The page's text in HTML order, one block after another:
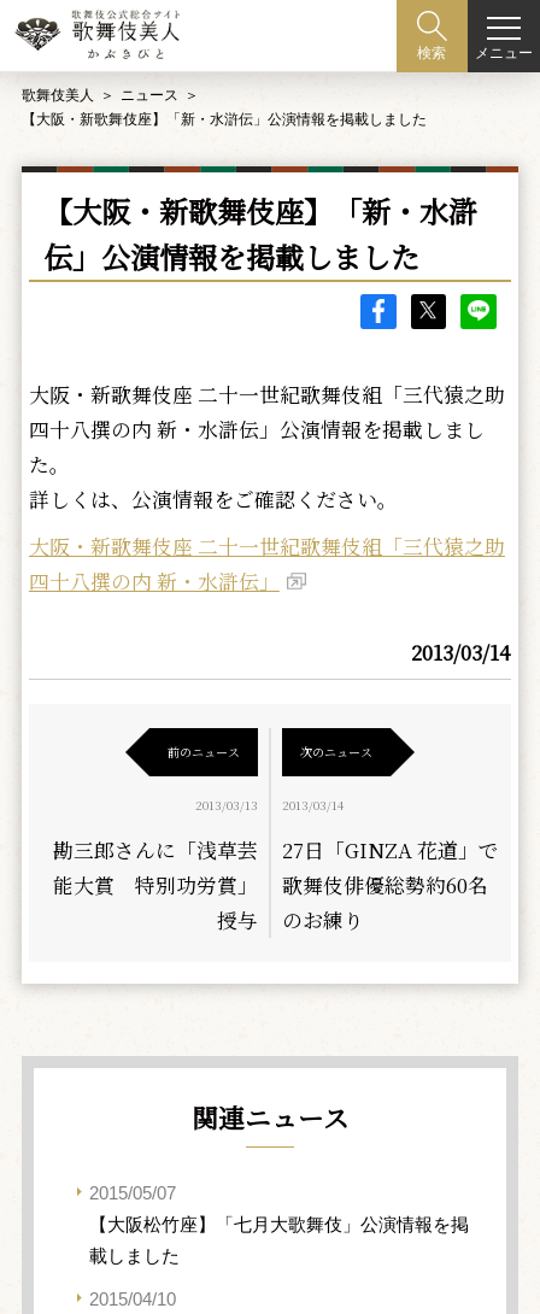
検索 メニュー
歌舞伎美人
ニュース
【大阪・新歌舞伎座】「新・水滸伝」公演情報を掲載しました
【大阪・新歌舞伎座】「新・水滸
伝」公演情報を掲載しました
大阪・新歌舞伎座 二十一世紀歌舞伎組「三代猿之助
四十八撰の内 新・水滸伝」公演情報を掲載しまし
た。
詳しくは、公演情報をご確認ください。
大阪・新歌舞伎座 二十一世紀歌舞伎組「三代猿之助
四十八撰の内 新・水滸伝」
2013/03/14
前のニュース
2013/03/13
勘三郎さんに「浅草芸
能大賞 特別功労賞」
授与
次のニュース
2013/03/14
27日「GINZA 花道」で
歌舞伎俳優総勢約60名
のお練り
関連ニュース
2015/05/07
【大阪松竹座】「七月大歌舞伎」公演情報を掲
載しました
2015/04/10